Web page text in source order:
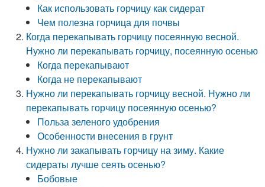
Как использовать горчицу как сидерат
Чем полезна горчица для почвы
Когда перекапывать горчицу посеянную весной.
Нужно ли перекапывать горчицу, посеянную осенью
Когда перекапывают
Когда не перекапывают
Нужно ли перекапывать горчицу весной. Нужно ли
перекапывать горчицу посеянную осенью?
Польза зеленого удобрения
Особенности внесения в грунт
Нужно ли закапывать горчицу на зиму. Какие
сидераты лучше сеять осенью?
Бобовые